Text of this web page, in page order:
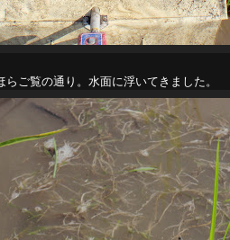
ご覧の通り。水面に浮いてきました。